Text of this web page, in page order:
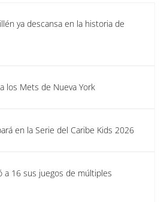
ya descansa en la historia de
los Mets de Nueva York
en la Serie del Caribe Kids 2026
a 16 sus juegos de múltiples